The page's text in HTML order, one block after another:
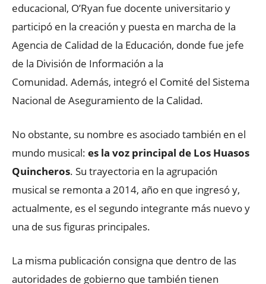
educacional, O’Ryan fue docente universitario y
participó en la creación y puesta en marcha de la
Agencia de Calidad de la Educación, donde fue jefe
de la División de Información a la
Comunidad. Además, integró el Comité del Sistema
Nacional de Aseguramiento de la Calidad.
No obstante, su nombre es asociado también en el
mundo musical: es la voz principal de Los Huasos
Quincheros. Su trayectoria en la agrupación
musical se remonta a 2014, año en que ingresó y,
actualmente, es el segundo integrante más nuevo y
una de sus figuras principales.
La misma publicación consigna que dentro de las
autoridades de gobierno que también tienen